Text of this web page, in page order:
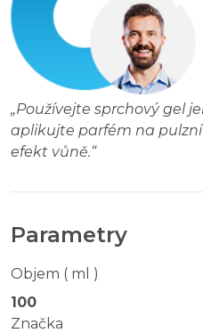
„Používejte sprchový gel
aplikujte parfém na
efekt vůně.“
Parametry
Objem ( ml )
100
Značka